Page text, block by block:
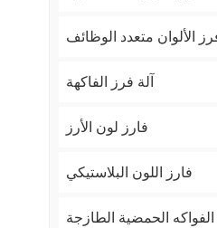
الألوان متعدد الوظائف
آلة فرز الفاكهة
فارز لون الأرز
فارز اللون البلاستيكي
الفواكه الحمضية الطازجة